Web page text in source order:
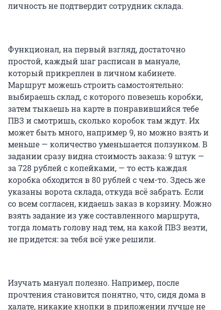
личность не подтвердит сотрудник склада.
Функционал, на первый взгляд, достаточно
простой, каждый шаг расписан в мануале,
который прикреплен в личном кабинете.
Маршрут можешь строить самостоятельно:
выбираешь склад, с которого повезешь коробки,
затем тыкаешь на карте в понравившийся тебе
ПВЗ и смотришь, сколько коробок там ждут. Их
может быть много, например 9, но можно взять и
меньше — количество уменьшается ползунком. В
задании сразу видна стоимость заказа: 9 штук —
за 728 рублей с копейками, — то есть каждая
коробка обходится в 80 рублей с чем-то. Здесь же
указаны ворота склада, откуда всё забрать. Если
со всем согласен, кидаешь заказ в корзину. Можно
взять задание из уже составленного маршрута,
тогда ломать голову над тем, на какой ПВЗ везти,
не придется: за тебя всё уже решили.
Изучать мануал полезно. Например, после
прочтения становится понятно, что, сидя дома в
халате, никакие кнопки в приложении лучше не